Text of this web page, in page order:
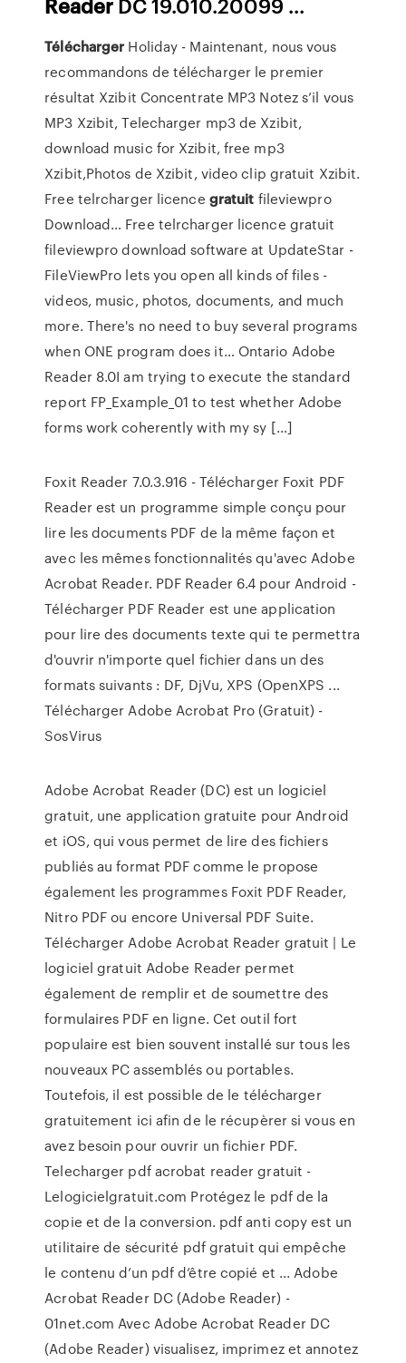
Télécharger Holiday - Maintenant, nous vous
recommandons de télécharger le premier
résultat Xzibit Concentrate MP3 Notez s’il vous
MP3 Xzibit, Telecharger mp3 de Xzibit,
download music for Xzibit, free mp3
Xzibit,Photos de Xzibit, video clip gratuit Xzibit.
Free telrcharger licence gratuit fileviewpro
Download… Free telrcharger licence gratuit
fileviewpro download software at UpdateStar -
FileViewPro lets you open all kinds of files -
videos, music, photos, documents, and much
more. There's no need to buy several programs
when ONE program does it… Ontario Adobe
Reader 8.0I am trying to execute the standard
report FP_Example_01 to test whether Adobe
forms work coherently with my sy […]
Foxit Reader 7.0.3.916 - Télécharger Foxit PDF
Reader est un programme simple conçu pour
lire les documents PDF de la même façon et
avec les mêmes fonctionnalités qu'avec Adobe
Acrobat Reader. PDF Reader 6.4 pour Android -
Télécharger PDF Reader est une application
pour lire des documents texte qui te permettra
d'ouvrir n'importe quel fichier dans un des
formats suivants : DF, DjVu, XPS (OpenXPS ...
Télécharger Adobe Acrobat Pro (Gratuit) -
SosVirus
Adobe Acrobat Reader (DC) est un logiciel
gratuit, une application gratuite pour Android
et iOS, qui vous permet de lire des fichiers
publiés au format PDF comme le propose
également les programmes Foxit PDF Reader,
Nitro PDF ou encore Universal PDF Suite.
Télécharger Adobe Acrobat Reader gratuit | Le
logiciel gratuit Adobe Reader permet
également de remplir et de soumettre des
formulaires PDF en ligne. Cet outil fort
populaire est bien souvent installé sur tous les
nouveaux PC assemblés ou portables.
Toutefois, il est possible de le télécharger
gratuitement ici afin de le récupèrer si vous en
avez besoin pour ouvrir un fichier PDF.
Telecharger pdf acrobat reader gratuit -
Lelogicielgratuit.com Protégez le pdf de la
copie et de la conversion. pdf anti copy est un
utilitaire de sécurité pdf gratuit qui empêche
le contenu d’un pdf d’être copié et ... Adobe
Acrobat Reader DC (Adobe Reader) -
01net.com Avec Adobe Acrobat Reader DC
(Adobe Reader) visualisez, imprimez et annotez